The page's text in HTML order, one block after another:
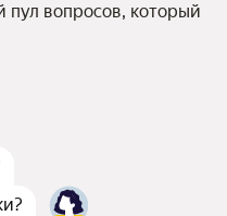
пул вопросов, который